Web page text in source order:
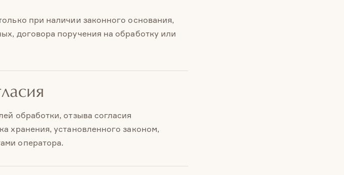
при наличии законного основания,
договора поручения на обработку или
обработки, отзыва согласия
хранения, установленного законом,
оператора.